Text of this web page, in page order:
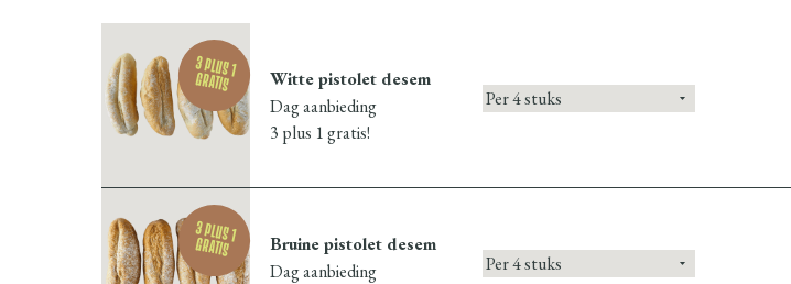
3 plus 1
gratis
Witte pistolet desem
Dag aanbieding
3 plus 1 gratis!
3 plus 1
gratis
Bruine pistolet desem
Dag aanbieding